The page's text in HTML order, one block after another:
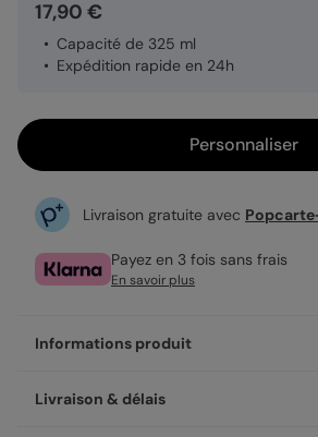
17,90 €
Capacité de 325 ml
Expédition rapide en 24h
Personnaliser
Livraison gratuite avec
Payez en 3 fois sans frais
En savoir plus
Informations produit
Commencez une journée pas comme
Livraison & délais